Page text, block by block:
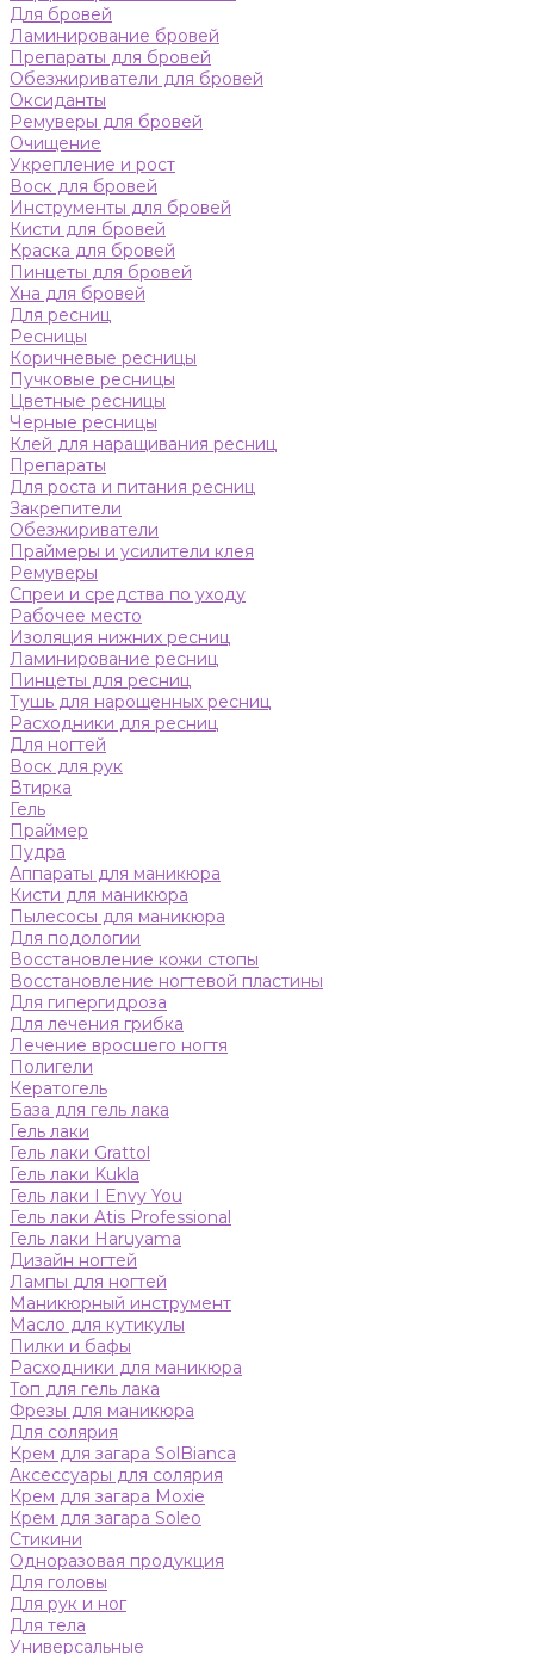
Для бровей
Ламинирование бровей
Препараты для бровей
Обезжириватели для бровей
Оксиданты
Ремуверы для бровей
Очищение
Укрепление и рост
Воск для бровей
Инструменты для бровей
Кисти для бровей
Краска для бровей
Пинцеты для бровей
Хна для бровей
Для ресниц
Ресницы
Коричневые ресницы
Пучковые ресницы
Цветные ресницы
Черные ресницы
Клей для наращивания ресниц
Препараты
Для роста и питания ресниц
Закрепители
Обезжириватели
Праймеры и усилители клея
Ремуверы
Спреи и средства по уходу
Рабочее место
Изоляция нижних ресниц
Ламинирование ресниц
Пинцеты для ресниц
Тушь для нарощенных ресниц
Расходники для ресниц
Для ногтей
Воск для рук
Втирка
Гель
Праймер
Пудра
Аппараты для маникюра
Кисти для маникюра
Пылесосы для маникюра
Для подологии
Восстановление кожи стопы
Восстановление ногтевой пластины
Для гипергидроза
Для лечения грибка
Лечение вросшего ногтя
Полигели
Кератогель
База для гель лака
Гель лаки
Гель лаки Grattol
Гель лаки Kukla
Гель лаки I Envy You
Гель лаки Atis Professional
Гель лаки Haruyama
Дизайн ногтей
Лампы для ногтей
Маникюрный инструмент
Масло для кутикулы
Пилки и бафы
Расходники для маникюра
Топ для гель лака
Фрезы для маникюра
Для солярия
Крем для загара SolBianca
Аксессуары для солярия
Крем для загара Moxie
Крем для загара Soleo
Стикини
Одноразовая продукция
Для головы
Для рук и ног
Для тела
Универсальные